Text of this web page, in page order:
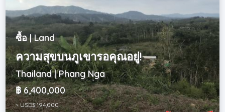
ซื้อ | Land
ความสุขบนภูเขารอคุณอยู่!
Thailand | Phang Nga
฿ 6,400,000
~ USD$ 194,000